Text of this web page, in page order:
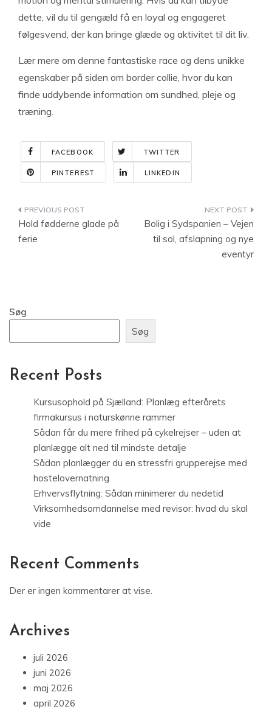
dette, vil du til gengæld få en loyal og engageret
følgesvend, der kan bringe glæde og aktivitet til dit liv.
Lær mere om denne fantastiske race og dens unikke
egenskaber på siden om border collie, hvor du kan
finde uddybende information om sundhed, pleje og
træning.
FACEBOOK TWITTER
PINTEREST LINKEDIN
Indlægsnavigation
Hold fødderne glade på
ferie
Bolig i Sydspanien – Vejen
til sol, afslapning og nye
eventyr
Søg
Søg
Recent Posts
Kursusophold på Sjælland: Planlæg efterårets
firmakursus i naturskønne rammer
Sådan får du mere frihed på cykelrejser – uden at
planlægge alt ned til mindste detalje
Sådan planlægger du en stressfri grupperejse med
hostelovernatning
Erhvervsflytning: Sådan minimerer du nedetid
Virksomhedsomdannelse med revisor: hvad du skal
vide
Recent Comments
Der er ingen kommentarer at vise.
Archives
juli 2026
juni 2026
maj 2026
april 2026